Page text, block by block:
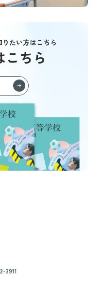
たい方はこちら
こちら
3911